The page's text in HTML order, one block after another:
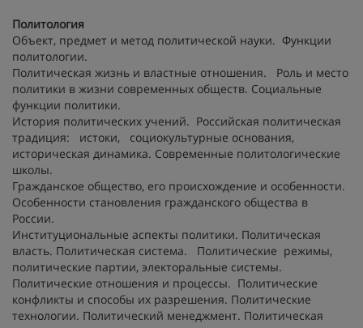
Политология
Объект, предмет и метод политической науки. Функции
политологии.
Политическая жизнь и властные отношения. Роль и место
политики в жизни современных обществ. Социальные
функции политики.
История политических учений. Российская политическая
традиция: истоки, социокультурные основания,
историческая динамика. Современные политологические
школы.
Гражданское общество, его происхождение и особенности.
Особенности становления гражданского общества в
России.
Институциональные аспекты политики. Политическая
власть. Политическая система. Политические режимы,
политические партии, электоральные системы.
Политические отношения и процессы. Политические
конфликты и способы их разрешения. Политические
технологии. Политический менеджмент. Политическая